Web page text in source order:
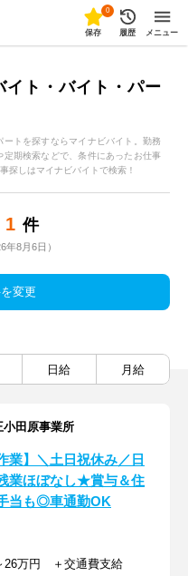
0
保存 履歴 メニュー
イト・バイト・パー
トを探すならマイナビバイト。勤務
期検索などで、条件にあったお仕事
探しはマイナビバイトで検索！
1 件
年8月6日）
変更
日給 月給
田原事業所
業】＼土日祝休み／日
業ほぼなし★賞与＆住
当も◎車通勤OK
26万円 ＋交通費支給